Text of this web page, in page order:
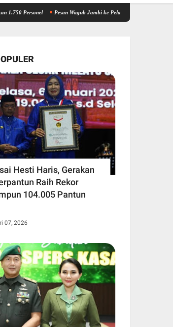
Pesan Wagub Jambi ke Pelajar Sarolangun, Harus Bijak
Hesti Haris, Gerakan
Raih Rekor
104.005 Pantun
07, 2026